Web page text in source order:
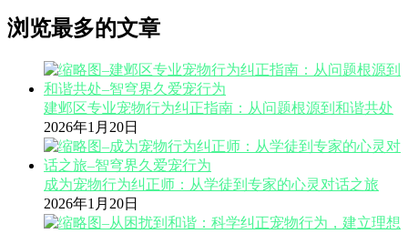
浏览最多的文章
建邺区专业宠物行为纠正指南：从问题根源到和谐共处
2026年1月20日
成为宠物行为纠正师：从学徒到专家的心灵对话之旅
2026年1月20日